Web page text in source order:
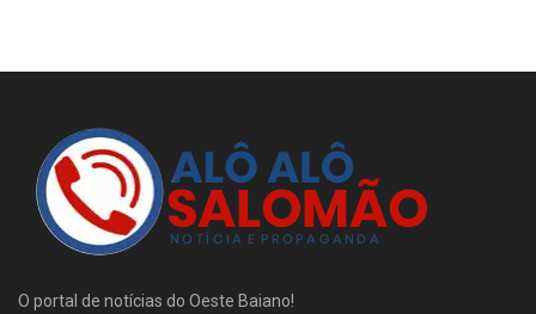
O portal de notícias do Oeste Baiano!